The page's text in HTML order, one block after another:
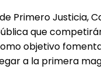
Primero Justicia,
que
objetivo
a la primera